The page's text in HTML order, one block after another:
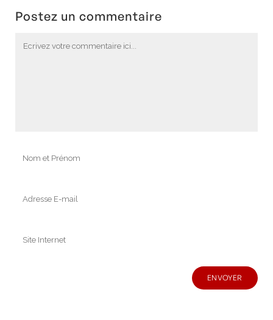
Postez un commentaire